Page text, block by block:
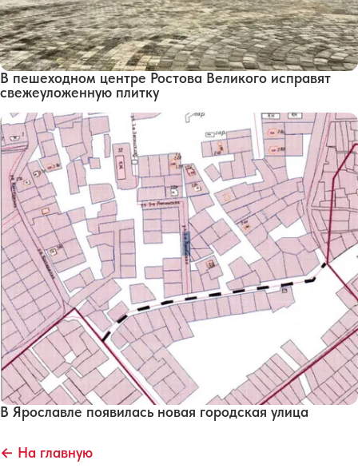
В пешеходном центре Ростова Великого исправят
свежеуложенную плитку
В Ярославле появилась новая городская улица
← На главную